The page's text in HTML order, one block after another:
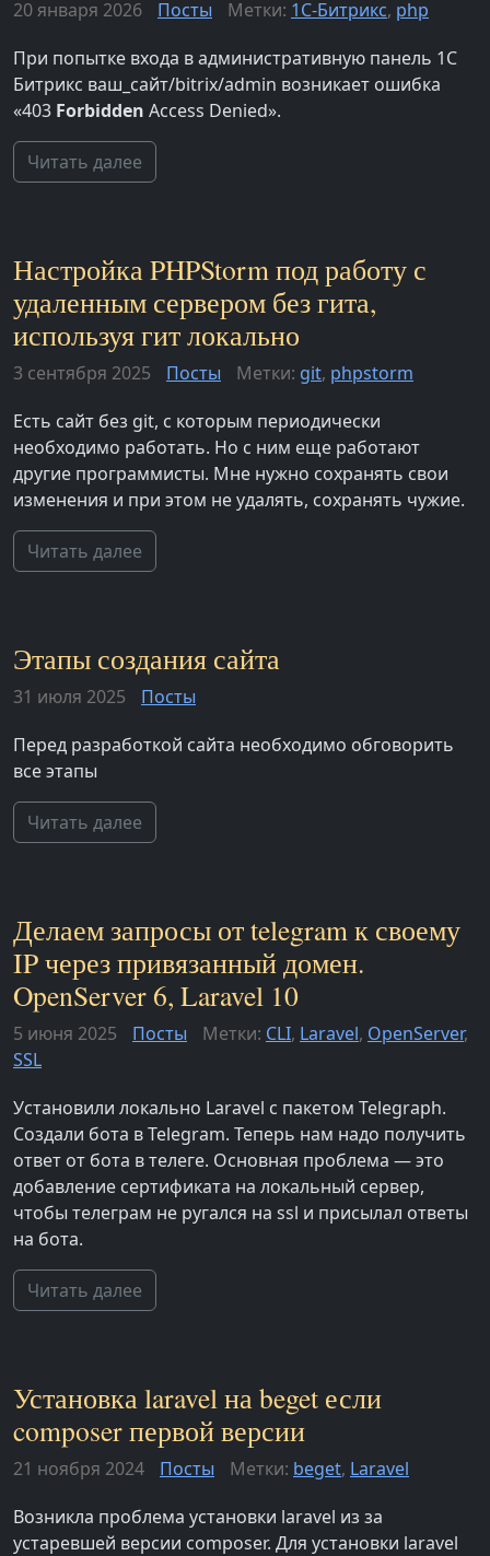
20 января 2026 Посты Метки: 1С-Битрикс, php
При попытке входа в административную панель 1С
Битрикс ваш_сайт/bitrix/admin возникает ошибка
«403 Forbidden Access Denied».
Читать далее
Настройка PHPStorm под работу с
удаленным сервером без гита,
используя гит локально
3 сентября 2025 Посты Метки: git, phpstorm
Есть сайт без git, с которым периодически
необходимо работать. Но с ним еще работают
другие программисты. Мне нужно сохранять свои
изменения и при этом не удалять, сохранять чужие.
Читать далее
Этапы создания сайта
31 июля 2025
Посты
Перед разработкой сайта необходимо обговорить
все этапы
Читать далее
Делаем запросы от telegram к своему
IP через привязанный домен.
OpenServer 6, Laravel 10
5 июня 2025 Посты Метки: CLI, Laravel, OpenServer,
SSL
Установили локально Laravel с пакетом Telegraph.
Создали бота в Telegram. Теперь нам надо получить
ответ от бота в телеге. Основная проблема — это
добавление сертификата на локальный сервер,
чтобы телеграм не ругался на ssl и присылал ответы
на бота.
Читать далее
Установка laravel на beget если
composer первой версии
21 ноября 2024 Посты Метки: beget, Laravel
Возникла проблема установки laravel из за
устаревшей версии composer. Для установки laravel